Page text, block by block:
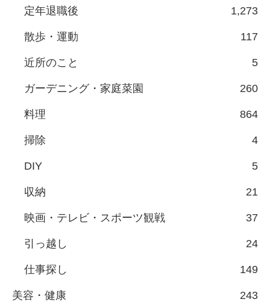
定年退職後 1,273
散歩・運動 117
近所のこと 5
ガーデニング・家庭菜園 260
料理 864
掃除 4
DIY 5
収納 21
映画・テレビ・スポーツ観戦 37
引っ越し 24
仕事探し 149
美容・健康 243